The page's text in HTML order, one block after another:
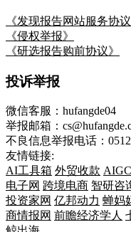
《发现报告网站服务协议
《侵权举报》
《研选报告购前协议》
投诉举报
微信客服：hufangde04
举报邮箱：
不良信息举报电话：
友情链接:
AI工具箱 外贸收款
电子网 跨境电商 智研咨
投资家网 亿邦动力 蝉妈
商情报网 前瞻经济学人